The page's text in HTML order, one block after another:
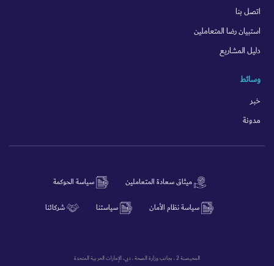
اتصل بنا
استبيان رضا المتعاملين
دليل المشاريع
وسائط
خبر
مدونة
ميثاق سعادة المتعاملين سياسة الحوكمة
سياسة نظام الأمان سياستنا شركائنا
المحيصنة 2 ، بجانب وزارة الصحة ، دبي، الإمارات العربية المتحدة